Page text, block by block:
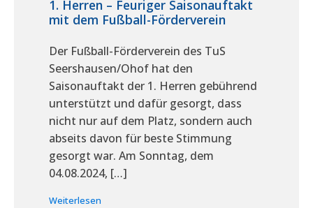
1. Herren – Feuriger Saisonauftakt
mit dem Fußball-Förderverein
Der Fußball-Förderverein des TuS
Seershausen/Ohof hat den
Saisonauftakt der 1. Herren gebührend
unterstützt und dafür gesorgt, dass
nicht nur auf dem Platz, sondern auch
abseits davon für beste Stimmung
gesorgt war. Am Sonntag, dem
04.08.2024, […]
Weiterlesen